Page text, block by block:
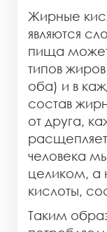
Жирные
являются
пища
типов
оба) и в
состав
от друга,
человека
целиком, а
кислоты,
Таким